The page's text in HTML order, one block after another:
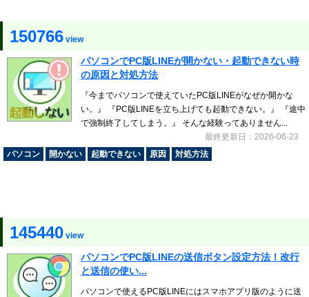
150766 view
パソコンでPC版LINEが開かない・起動できない時
の原因と対処方法
『今までパソコンで使えていたPC版LINEがなぜか開かな
い。』 『PC版LINEを立ち上げても起動できない。』 『途中
で強制終了してしまう。』 そんな経験ってありません...
最終更新日：2026-06-23
パソコン
開かない 起動できない 原因 対処方法
145440 view
パソコンでPC版LINEの送信ボタン設定方法！改行
と送信の使い...
パソコンで使えるPC版LINEにはスマホアプリ版のように送